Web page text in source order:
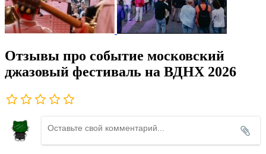
Отзывы про событие московский
джазовый фестиваль на ВДНХ 2026